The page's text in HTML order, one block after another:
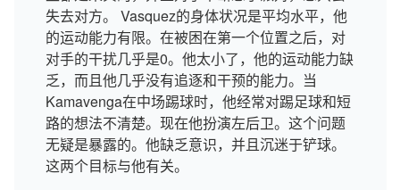
失去对方。 Vasquez的身体状况是平均水平，他
的运动能力有限。在被困在第一个位置之后，对
对手的干扰几乎是0。他太小了，他的运动能力缺
乏，而且他几乎没有追逐和干预的能力。当
Kamavenga在中场踢球时，他经常对踢足球和短
路的想法不清楚。现在他扮演左后卫。这个问题
无疑是暴露的。他缺乏意识，并且沉迷于铲球。
这两个目标与他有关。